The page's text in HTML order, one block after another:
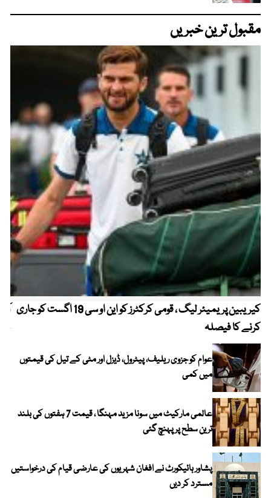
مقبول ترین خبریں
کیریبین پریمیئر لیگ ، قومی کرکٹرز کو این او سی 19 اگست کو جاری
کرنے کا فیصلہ
عوام کو جزوی ریلیف، پیٹرول، ڈیزل اور مٹی کے تیل کی قیمتوں
میں کمی
عالمی مارکیٹ میں سونا مزید مہنگا ، قیمت 7 ہفتوں کی بلند
ترین سطح پر پہنچ گئی
پشاور ہائیکورٹ نے افغان شہریوں کی عارضی قیام کی درخواستیں
مسترد کر دیں